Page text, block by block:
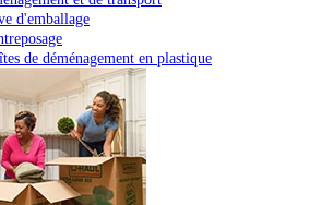
d'emballage
de déménagement en plastique